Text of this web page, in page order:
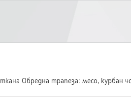
Обредна трапеза: месо, курбан